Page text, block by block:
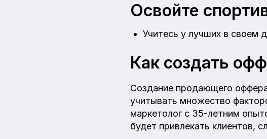
Освойте
Учитесь у лучших в своем
Как создать
Создание продающего
учитывать множество
маркетолог с 35-летним
будет привлекать клиентов,